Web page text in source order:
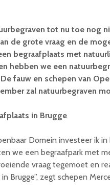
tot nu toe nog
de grote vraag en de
begraafplaats met
hebben we een
fauw en schepen van
zal natuurbegraven
in Brugge
Domein investeer ik
we een begraafpark met
vraag tegemoet en
Brugge”, zegt schepen